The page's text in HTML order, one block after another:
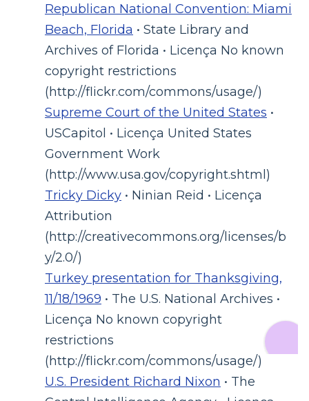
Republican National Convention: Miami
Beach, Florida • State Library and
Archives of Florida • Licença No known
copyright restrictions
(http://flickr.com/commons/usage/)
Supreme Court of the United States •
USCapitol • Licença United States
Government Work
(http://www.usa.gov/copyright.shtml)
Tricky Dicky • Ninian Reid • Licença
Attribution
(http://creativecommons.org/licenses/b
y/2.0/)
Turkey presentation for Thanksgiving,
11/18/1969 • The U.S. National Archives •
Licença No known copyright
restrictions
(http://flickr.com/commons/usage/)
U.S. President Richard Nixon • The